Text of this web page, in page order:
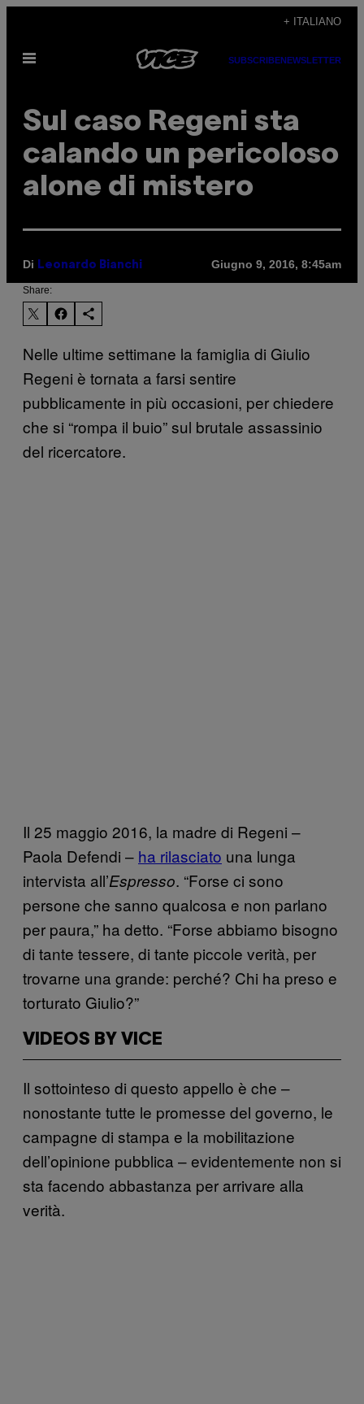
contenuto
+ ITALIANO
Apri
SUBSCRIBENEWSLETTER
Sul caso Regeni sta
calando un pericoloso
alone di mistero
Di Leonardo Bianchi Giugno 9, 2016, 8:45am
Share:
Nelle ultime settimane la famiglia di Giulio
Regeni è tornata a farsi sentire
pubblicamente in più occasioni, per chiedere
che si “rompa il buio” sul brutale assassinio
del ricercatore.
Il 25 maggio 2016, la madre di Regeni –
Paola Defendi – ha rilasciato una lunga
intervista all’Espresso. “Forse ci sono
persone che sanno qualcosa e non parlano
per paura,” ha detto. “Forse abbiamo bisogno
di tante tessere, di tante piccole verità, per
trovarne una grande: perché? Chi ha preso e
torturato Giulio?”
VIDEOS BY VICE
Il sottointeso di questo appello è che –
nonostante tutte le promesse del governo, le
campagne di stampa e la mobilitazione
dell’opinione pubblica – evidentemente non si
sta facendo abbastanza per arrivare alla
verità.